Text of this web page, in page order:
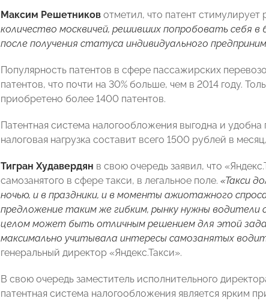
Максим Решетников отметил, что патент стимулирует
количество москвичей, решивших попробовать себя в
после получения статуса индивидуального
Популярность патентов в сфере пассажирских
патентов, что почти на 30% больше, чем в 2014 году.
приобретено более 1400 патентов.
Патентная система налогообложения выгодна и
налоговая нагрузка составит всего 1500 рублей в
Тигран Худавердян в свою очередь заявил, что
самозанятого в сфере такси, в легальное поле. «Такси
ночью, и в праздники, и в моменты ажиотажного
предложение таким же гибким, рынку нужны
целом может быть отличным решением для этой
максимально учитывала интересы самозанятых
генеральный директор «Яндекс.Такси».
В свою очередь заместитель исполнительного
патентная система налогообложения является ярким